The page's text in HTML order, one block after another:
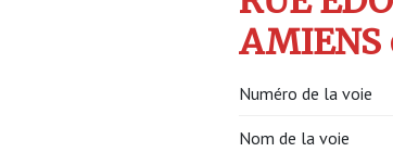
AMIENS
Numéro de la voie
Nom de la voie